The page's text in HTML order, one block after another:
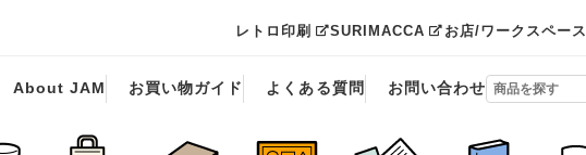
レトロ印刷 SURIMACCA お店/ワークスペース
About JAM お買い物ガイド よくある質問 お問い合わせ